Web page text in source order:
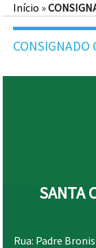
Início »
CONSIGNADO
SANTA
Rua: Padre